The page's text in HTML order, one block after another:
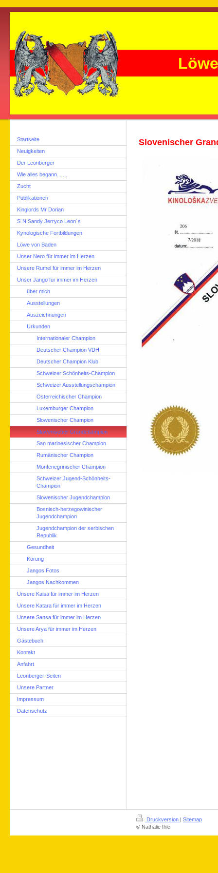
Startseite
Neuigkeiten
Der Leonberger
Wie alles begann.......
Zucht
Publikationen
Kinglords Mr Dorian
S´N Sandy Jerryco Leon´s
Kynologische Fortbildungen
Löwe von Baden
Unser Nero für immer im Herzen
Unsere Rumel für immer im Herzen
Unser Jango für immer im Herzen
über mich
Ausstellungen
Auszeichnungen
Urkunden
Internationaler Champion
Deutscher Champion VDH
Deutscher Champion Klub
Schweizer Schönheits-Champion
Schweizer Ausstellungschampion
Österreichischer Champion
Luxemburger Champion
Slowenischer Champion
Slowenischer Grandchampion
San marinesischer Champion
Rumänischer Champion
Montenegrinischer Champion
Schweizer Jugend-Schönheits-
Champion
Slowenischer Jugendchampion
Bosnisch-herzegowinischer
Jugendchampion
Jugendchampion der serbischen
Republik
Gesundheit
Körung
Jangos Fotos
Jangos Nachkommen
Unsere Kaisa für immer im Herzen
Unsere Katara für immer im Herzen
Unsere Sansa für immer im Herzen
Unsere Arya für immer im Herzen
Gästebuch
Kontakt
Anfahrt
Leonberger-Seiten
Unsere Partner
Impressum
Datenschutz
Slovenischer
Druckversion
Sitemap
© Nathalie Ihle